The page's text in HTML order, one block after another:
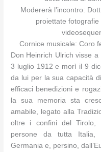
Modererà l’incontro:
proiettate
Cornice musicale: Coro
Don Heinrich Ulrich visse
3 luglio 1912 e morì il 9
da lui per la sua capacità
efficaci benedizioni e
la sua memoria sta
amabile, legato alla
oltre i confini del Tirolo,
persone da tutta Italia,
Germania e, persino,